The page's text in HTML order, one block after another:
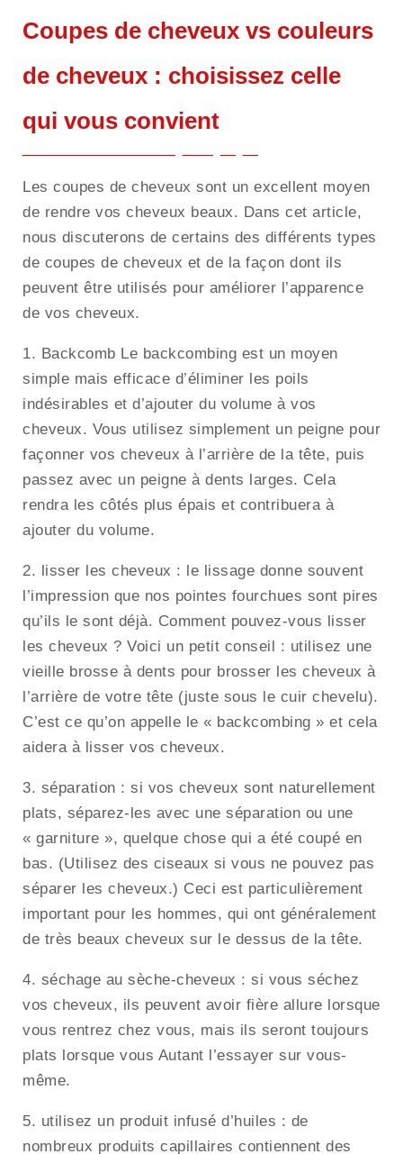
Coupes de cheveux vs couleurs
de cheveux : choisissez celle
qui vous convient
Les coupes de cheveux sont un excellent moyen
de rendre vos cheveux beaux. Dans cet article,
nous discuterons de certains des différents types
de coupes de cheveux et de la façon dont ils
peuvent être utilisés pour améliorer l’apparence
de vos cheveux.
1. Backcomb Le backcombing est un moyen
simple mais efficace d’éliminer les poils
indésirables et d’ajouter du volume à vos
cheveux. Vous utilisez simplement un peigne pour
façonner vos cheveux à l’arrière de la tête, puis
passez avec un peigne à dents larges. Cela
rendra les côtés plus épais et contribuera à
ajouter du volume.
2. lisser les cheveux : le lissage donne souvent
l’impression que nos pointes fourchues sont pires
qu’ils le sont déjà. Comment pouvez-vous lisser
les cheveux ? Voici un petit conseil : utilisez une
vieille brosse à dents pour brosser les cheveux à
l’arrière de votre tête (juste sous le cuir chevelu).
C’est ce qu’on appelle le « backcombing » et cela
aidera à lisser vos cheveux.
3. séparation : si vos cheveux sont naturellement
plats, séparez-les avec une séparation ou une
« garniture », quelque chose qui a été coupé en
bas. (Utilisez des ciseaux si vous ne pouvez pas
séparer les cheveux.) Ceci est particulièrement
important pour les hommes, qui ont généralement
de très beaux cheveux sur le dessus de la tête.
4. séchage au sèche-cheveux : si vous séchez
vos cheveux, ils peuvent avoir fière allure lorsque
vous rentrez chez vous, mais ils seront toujours
plats lorsque vous Autant l’essayer sur vous-
même.
5. utilisez un produit infusé d’huiles : de
nombreux produits capillaires contiennent des